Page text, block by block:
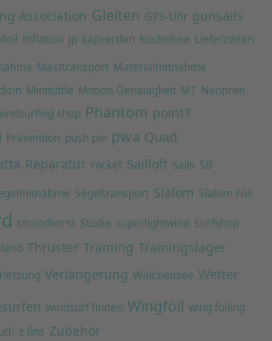
Association Gleiten GPS-Uhr gunsails
Inflation jp kapverden Kochelsee Lieferzeiten
Masttransport Materialmitnahme
Minituttle Motion Genauigkeit MT Neopren
shop Phantom point7
Prävention push pin pwa Quad
Reparatur rocket Sailloft sails SB
Segeltransport Slalom Slalom Foil
strandhorst Studie superlightwind Surfshop
Thruster Training Trainingslager
Verlängerung Walchensee Wetter
windsurf finnen Wingfoil wing foiling
z fins Zubehör